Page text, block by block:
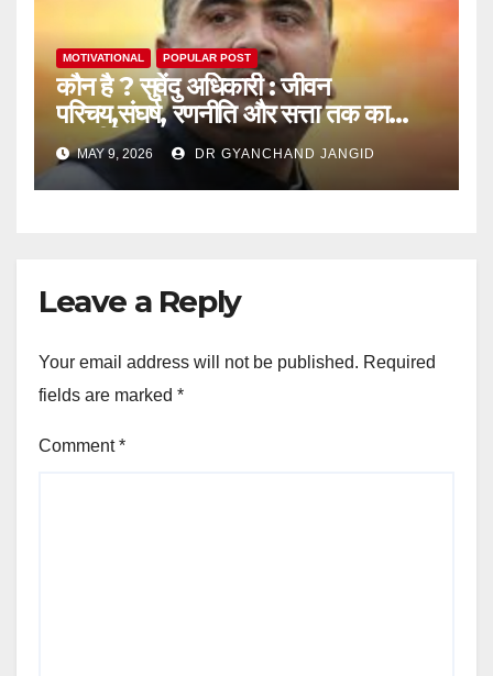
MOTIVATIONAL POPULAR POST
कौन है ? सुवेंदु अधिकारी : जीवन
परिचय,संघर्ष, रणनीति और सत्ता तक का
राजनीतिक सफर
MAY 9, 2026 DR GYANCHAND JANGID
Leave a Reply
Your email address will not be published. Required
fields are marked *
Comment*